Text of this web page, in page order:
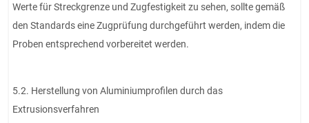
Werte für Streckgrenze und Zugfestigkeit zu sehen, sollte gemäß
den Standards eine Zugprüfung durchgeführt werden, indem die
Proben entsprechend vorbereitet werden.
5.2. Herstellung von Aluminiumprofilen durch das
Extrusionsverfahren